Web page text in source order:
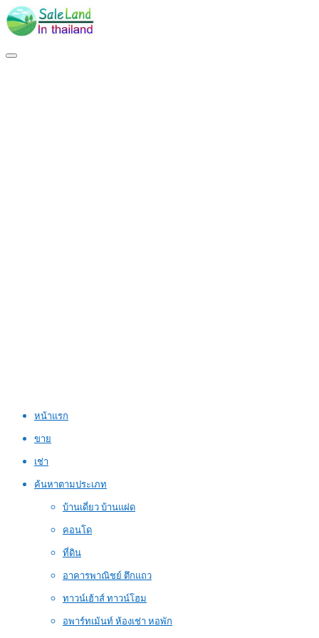
หน้าแรก
ขาย
เช่า
ค้นหาตามประเภท
บ้านเดี่ยว บ้านแฝด
คอนโด
ที่ดิน
อาคารพาณิชย์ ตึกแถว
ทาวน์เฮ้าส์ ทาวน์โฮม
อพาร์ทเม้นท์ ห้องเช่า หอพัก